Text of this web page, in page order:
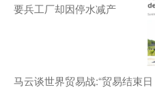
要兵工厂却因停水减产
马云谈世界贸易战:“贸易结束